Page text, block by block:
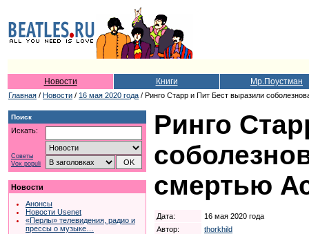
Новости Книги Мр.Поустман
Главная / Новости / 16 мая 2020 года / Ринго Старр и Пит Бест выразили
Поиск
Искать:
Советы
Vox populi
Новости
Анонсы
Новости Usenet
«Перлы» телевидения, радио и
прессы о музыке…
Ринго
смертью
Дата:
16 мая 2020 года
Автор:
thorkhild